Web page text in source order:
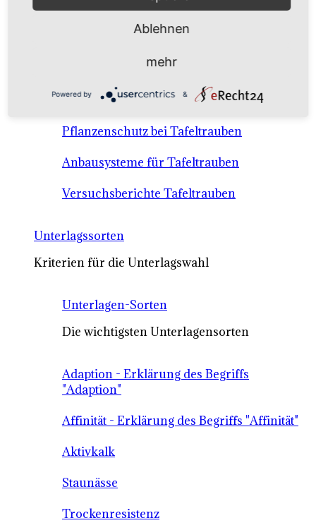
Anbausysteme & Recht
Tafeltrauben A-Z Sortenbeschreibungen
Tafeltraubenanbau - rechtliche
Voraussetzungen
Pflanzenschutz bei Tafeltrauben
Anbausysteme für Tafeltrauben
Versuchsberichte Tafeltrauben
Unterlagssorten
Kriterien für die Unterlagswahl
Unterlagen-Sorten
Die wichtigsten Unterlagensorten
Adaption - Erklärung des Begriffs
"Adaption"
Affinität - Erklärung des Begriffs "Affinität"
Aktivkalk
Staunässe
Trockenresistenz
Ablehnen
mehr
Powered by &